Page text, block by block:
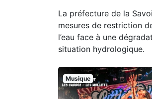
La préfecture de la
mesures de restriction
l’eau face à une
situation hydrologique.
Musique